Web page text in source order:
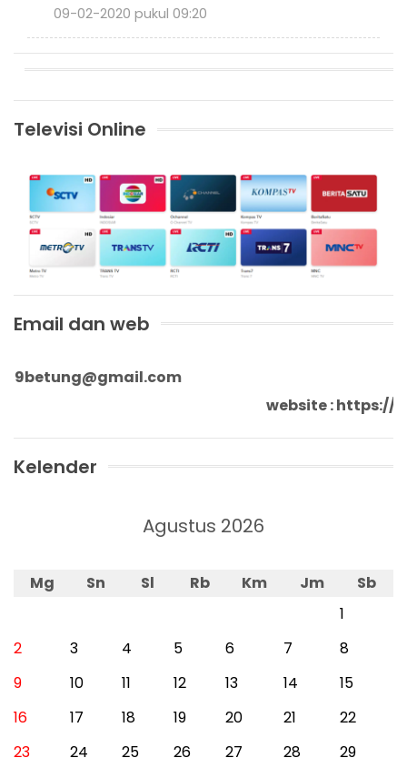
09-02-2020 pukul 09:20
Televisi Online
Email dan web
website :
Kelender
Agustus 2026
Mg Sn Sl Rb Km Jm
Sb
1
2
3 4 5 6 7
8
9
10 11 12 13 14
15
16
17 18 19 20 21
22
23
24 25 26 27 28
29